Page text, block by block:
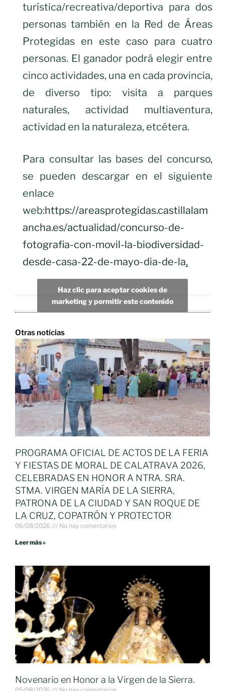
turística/recreativa/deportiva para dos
personas también en la Red de Áreas
Protegidas en este caso para cuatro
personas. El ganador podrá elegir entre
cinco actividades, una en cada provincia,
de diverso tipo: visita a parques
naturales, actividad multiaventura,
actividad en la naturaleza, etcétera.
Para consultar las bases del concurso,
se pueden descargar en el siguiente
enlace
web:https://areasprotegidas.castillalam
ancha.es/actualidad/concurso-de-
fotografia-con-movil-la-biodiversidad-
desde-casa-22-de-mayo-dia-de-la.
Haz clic para aceptar cookies de
marketing y permitir este contenido
Otras noticias
PROGRAMA OFICIAL DE ACTOS DE LA FERIA
Y FIESTAS DE MORAL DE CALATRAVA 2026,
CELEBRADAS EN HONOR A NTRA. SRA.
STMA. VIRGEN MARÍA DE LA SIERRA,
PATRONA DE LA CIUDAD Y SAN ROQUE DE
LA CRUZ, COPATRÓN Y PROTECTOR
06/08/2026 No hay comentarios
Leer más »
Novenario en Honor a la Virgen de la Sierra.